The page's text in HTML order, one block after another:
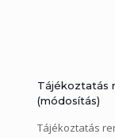
Tájékoztatás
(módosítás)
Tájékoztatás